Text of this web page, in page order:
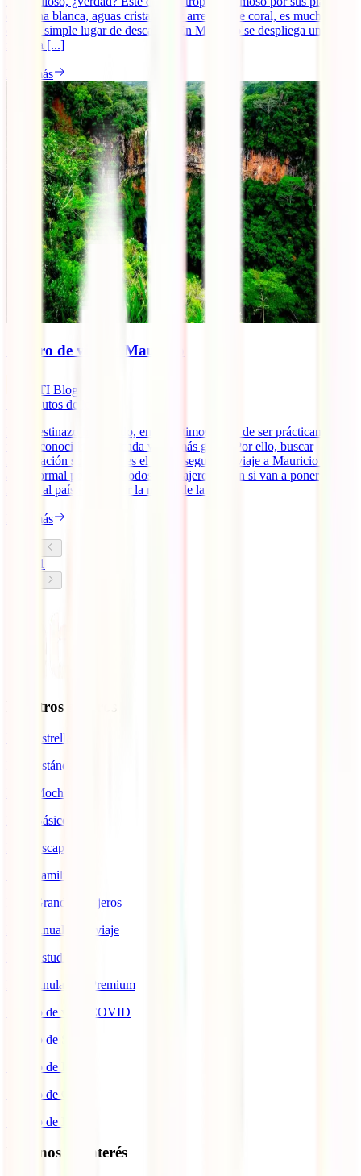
de arena blanca, aguas cristalinas y arrecifes de coral, es mucho más
que un simple lugar de descanso. En Mauricio se despliega una
riqueza [...]
Leer más
Seguro de viaje a Mauricio
IATI Blog
minutos de lectura
Este destinazo ha pasado, en los últimos años, de ser prácticamente
un desconocido atraer cada vez a más gente. Por ello, buscar
información sobre cuál es el mejor seguro de viaje a Mauricio es
algo normal por lo que todos los viajeros pasan si van a poner
rumbo al país. Descubrir la magia de la [...]
Leer más
1
Nuestros seguros
IATI Estrella
IATI Estándar
IATI Mochilero
IATI Básico
IATI Escapadas
IATI Familia
IATI Grandes Viajeros
IATI Anual Multiviaje
IATI Estudios
IATI Anulación Premium
Seguro de viaje COVID
Seguro de Salud
Seguro de Hogar
Seguro de Coche
Seguro de Moto
Destinos de interés